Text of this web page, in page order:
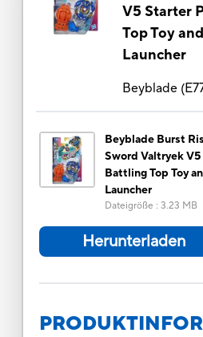
V5 Starter
Top Toy
Launcher
Beyblade(
Beyblade Burst
Sword Valtryek V5
Battling Top Toy
Launcher
Dateigröße : 3.23 MB
Herunterladen